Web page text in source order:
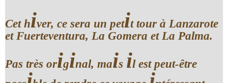
Cet hiver, ce sera un petit tour à Lanzarote
et Fuerteventura, La Gomera et La Palma.
Pas très original, mais il est peut-être